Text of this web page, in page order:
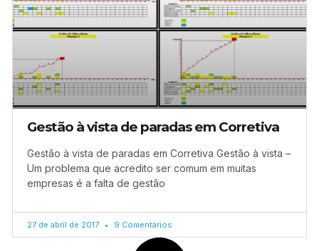
Gestão à vista de paradas em Corretiva
Gestão à vista de paradas em Corretiva Gestão à vista –
Um problema que acredito ser comum em muitas
empresas é a falta de gestão
27 de abril de 2017 9 Comentários